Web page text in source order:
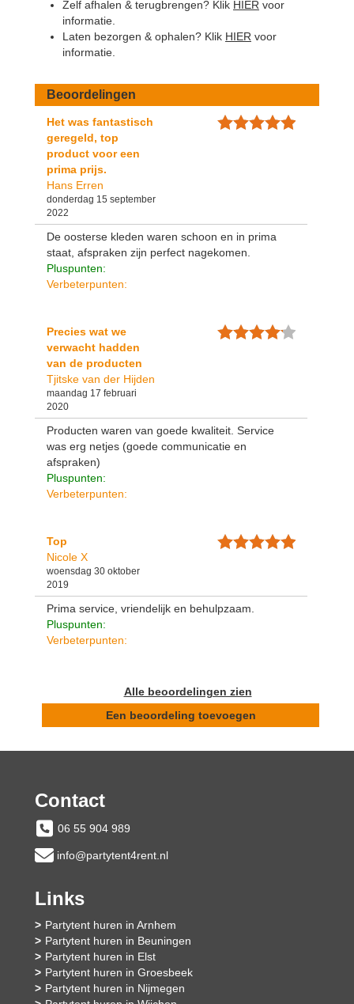
Zelf afhalen & terugbrengen? Klik HIER voor
informatie.
Laten bezorgen & ophalen? Klik HIER voor
informatie.
Beoordelingen
Het was fantastisch
geregeld, top
product voor een
prima prijs.
Hans Erren
donderdag 15 september
2022
De oosterse kleden waren schoon en in prima
staat, afspraken zijn perfect nagekomen.
Pluspunten:
Verbeterpunten:
Precies wat we
verwacht hadden
van de producten
Tjitske van der Hijden
maandag 17 februari
2020
Producten waren van goede kwaliteit. Service
was erg netjes (goede communicatie en
afspraken)
Pluspunten:
Verbeterpunten:
Top
Nicole X
woensdag 30 oktober
2019
Prima service, vriendelijk en behulpzaam.
Pluspunten:
Verbeterpunten:
Alle beoordelingen zien
Een beoordeling toevoegen
Contact
06 55 904 989
info@partytent4rent.nl
Links
Partytent huren in Arnhem
Partytent huren in Beuningen
Partytent huren in Elst
Partytent huren in Groesbeek
Partytent huren in Nijmegen